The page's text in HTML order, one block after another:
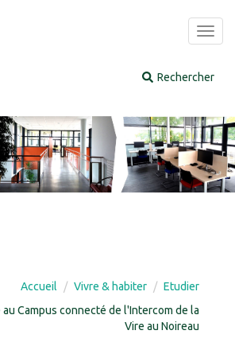
Accueil Vivre & habiter
Etudier
Campus connecté de l'Intercom de la
Vire au Noireau